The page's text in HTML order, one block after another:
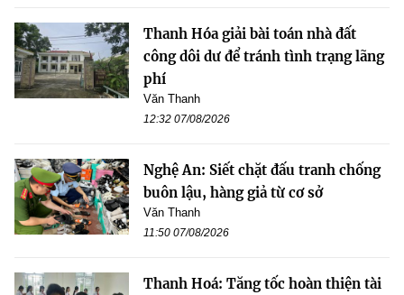
Thanh Hóa giải bài toán nhà đất
công dôi dư để tránh tình trạng lãng
phí
Văn Thanh
12:32 07/08/2026
Nghệ An: Siết chặt đấu tranh chống
buôn lậu, hàng giả từ cơ sở
Văn Thanh
11:50 07/08/2026
Thanh Hoá: Tăng tốc hoàn thiện tài